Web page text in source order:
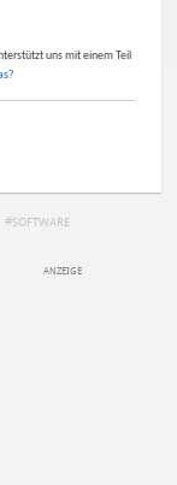
uns mit einem Teil
SOFTWARE